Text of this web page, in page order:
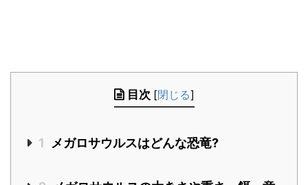
目次 [閉じる]
1 メガロサウルスはどんな恐竜?